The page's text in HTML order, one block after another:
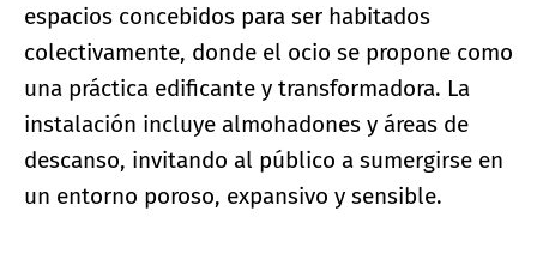
espacios concebidos para ser habitados
colectivamente, donde el ocio se propone como
una práctica edificante y transformadora. La
instalación incluye almohadones y áreas de
descanso, invitando al público a sumergirse en
un entorno poroso, expansivo y sensible.